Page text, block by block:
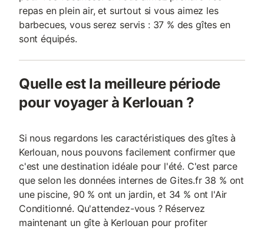
repas en plein air, et surtout si vous aimez les
barbecues, vous serez servis : 37 % des gîtes en
sont équipés.
Quelle est la meilleure période
pour voyager à Kerlouan ?
Si nous regardons les caractéristiques des gîtes à
Kerlouan, nous pouvons facilement confirmer que
c'est une destination idéale pour l'été. C'est parce
que selon les données internes de Gites.fr 38 % ont
une piscine, 90 % ont un jardin, et 34 % ont l'Air
Conditionné. Qu'attendez-vous ? Réservez
maintenant un gîte à Kerlouan pour profiter